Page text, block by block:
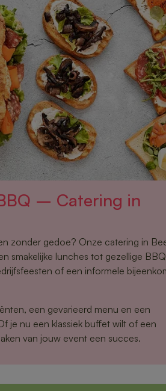
– Catering in
zonder gedoe? Onze catering in
smakelijke lunches tot gezellige
of een informele
een gevarieerd menu en een
je nu een klassiek buffet wilt of een
van jouw event een succes.